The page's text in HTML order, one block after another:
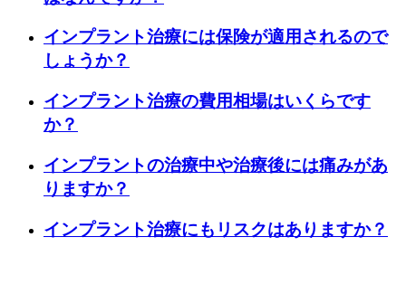
インプラント治療には保険が適用されるので
しょうか？
インプラント治療の費用相場はいくらです
か？
インプラントの治療中や治療後には痛みがあ
りますか？
インプラント治療にもリスクはありますか？